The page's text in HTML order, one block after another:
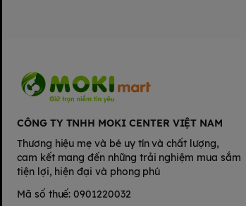
CÔNG TY TNHH MOKI CENTER VIỆT NAM
Thương hiệu mẹ và bé uy tín và chất lượng,
cam kết mang đến những trải nghiệm mua sắm
tiện lợi, hiện đại và phong phú
Mã số thuế: 0901220032